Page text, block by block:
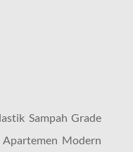
Sampah Grade
Modern